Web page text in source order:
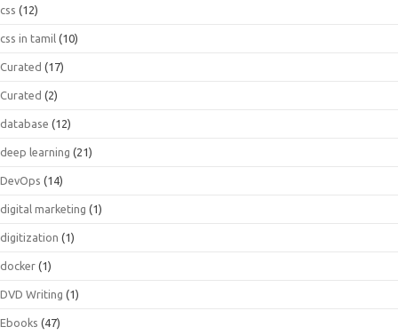
css (12)
css in tamil (10)
Curated (17)
Curated (2)
database (12)
deep learning (21)
DevOps (14)
digital marketing (1)
digitization (1)
docker (1)
DVD Writing (1)
Ebooks (47)